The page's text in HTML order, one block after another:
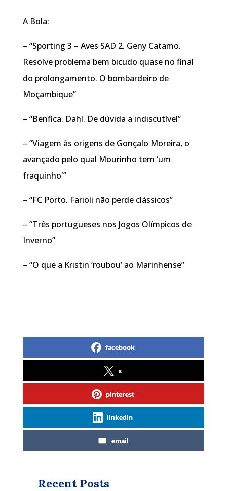
A Bola:
– “Sporting 3 – Aves SAD 2. Geny Catamo.
Resolve problema bem bicudo quase no final
do prolongamento. O bombardeiro de
Moçambique”
– “Benfica. Dahl. De dúvida a indiscutível”
– “Viagem às origens de Gonçalo Moreira, o
avançado pelo qual Mourinho tem ‘um
fraquinho'”
– “FC Porto. Farioli não perde clássicos”
– “Três portugueses nos Jogos Olímpicos de
Inverno”
– “O que a Kristin ‘roubou’ ao Marinhense”
facebook
x
pinterest
linkedin
email
Recent Posts